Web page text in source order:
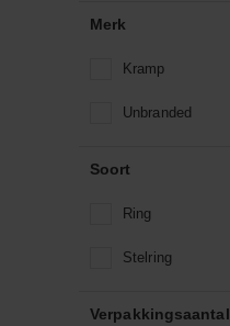
Merk
Kramp
Unbranded
Soort
Ring
Stelring
Verpakkingsaantal